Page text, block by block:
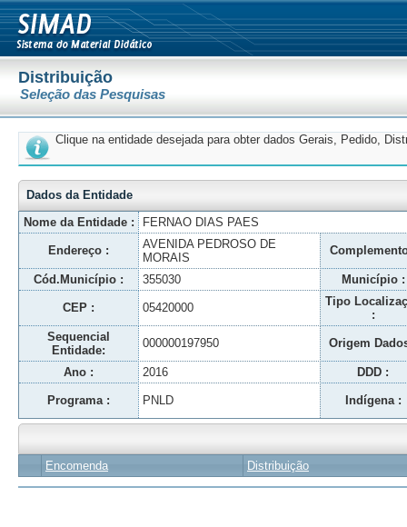
Distribuição
Seleção das Pesquisas
Clique na entidade desejada para obter dados Gerais, Pedido,
Dados da Entidade
Nome da Entidade :
FERNAO DIAS PAES
Endereço :
AVENIDA PEDROSO DE
MORAIS
Cód.Município : 355030 Município :
CEP : 05420000
Tipo
:
Sequencial
Entidade:
000000197950 Origem
Ano : 2016 DDD :
Programa : PNLD Indígena :
Encomenda Distribuição